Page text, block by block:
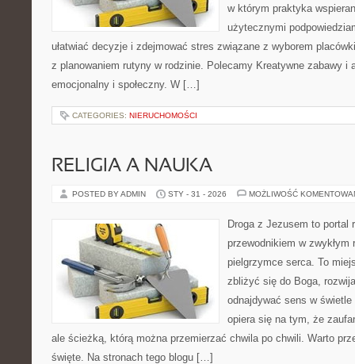
w którym praktyka
użytecznymi
ułatwiać decyzje i zdejmować stres związane z wyborem
z planowaniem rutyny w rodzinie. Polecamy Kreatywne zabawy i
emocjonalny i społeczny. W […]
CATEGORIES: NIERUCHOMOŚCI
RELIGIA A NAUKA
POSTED BY ADMIN STY - 31 - 2026 MOŻLIWOŚĆ
Droga z Jezusem to portal
przewodnikiem w
pielgrzymce serca. To
zbliżyć się do Boga,
odnajdywać sens w świetle
opiera się na tym, że
ale ścieżką, którą można przemierzać chwila po chwili. Warto
święte. Na stronach tego blogu […]